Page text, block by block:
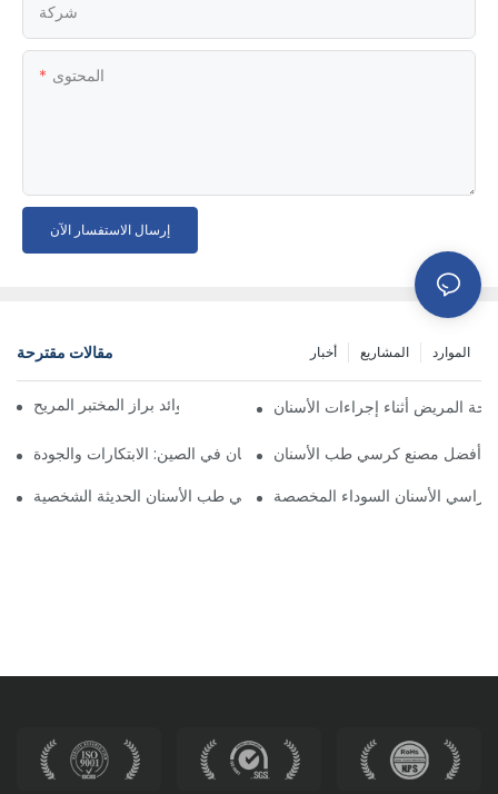
شركة
المحتوى
إرسال الاستفسار الآن
مقالات مقترحة الموارد المشاريع أخبار
تعظيم الراحة والكفاءة: فوائد براز المختبر المريحالمريض أثناء إجراءات الأسنان
أفضل شركات تصنيع كراسي طب الأسنان في الصين: الابتكارات والجودة
أفضل مصنع كرسي طب الأسنان
مستقبل طب الأسنان: كراسي طب الأسنان الحديثة الشخصية
كراسي الأسنان السوداء المخصصة